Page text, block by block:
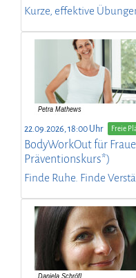
Kurze, effektive
22.09.2026, 18:00 Uhr Freie
BodyWorkOut für
Präventionskurs*)
Finde Ruhe. Finde